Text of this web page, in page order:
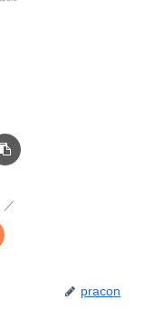
pracon